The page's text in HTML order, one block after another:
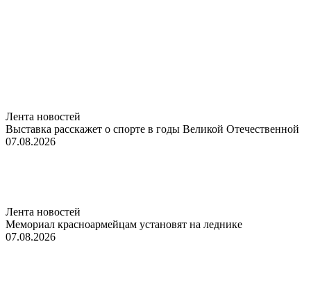
Лента новостей
Выставка расскажет о спорте в годы Великой Отечественной
07.08.2026
Лента новостей
Мемориал красноармейцам установят на леднике
07.08.2026